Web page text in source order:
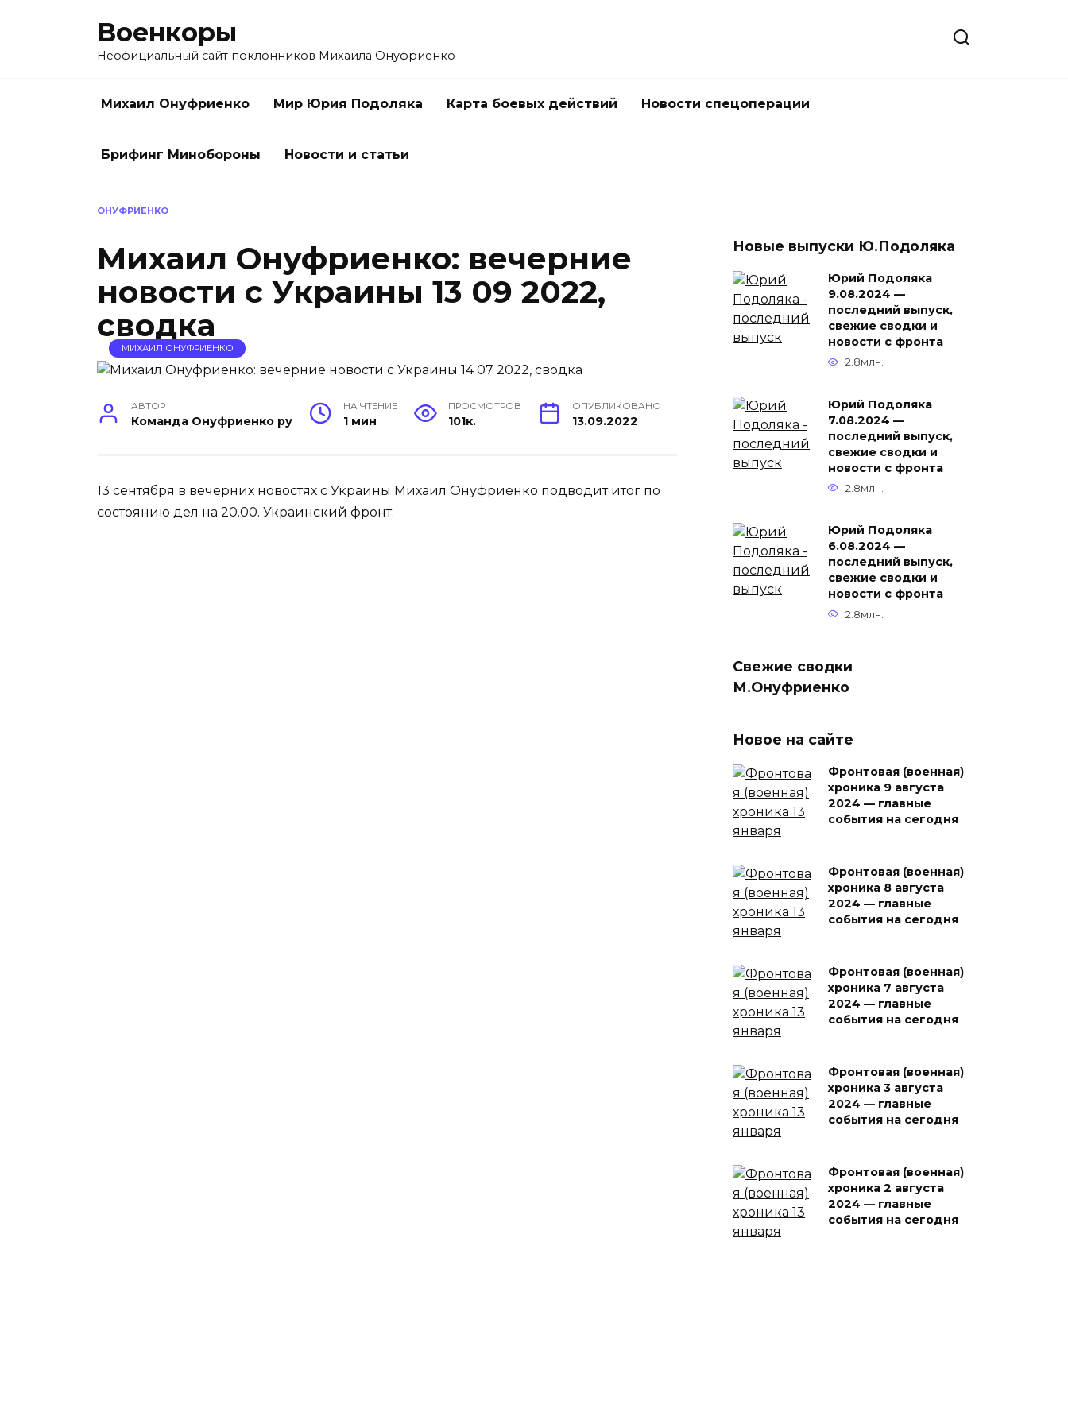
Военкоры
Неофициальный сайт поклонников Михаила Онуфриенко
Михаил Онуфриенко Мир Юрия Подоляка Карта боевых действий Новости спецоперации
Брифинг Минобороны Новости и статьи
ОНУФРИЕНКО
Михаил Онуфриенко: вечерние
новости с Украины 13 09 2022,
сводка
МИХАИЛ ОНУФРИЕНКО
АВТОР
Команда Онуфриенко ру
НА ЧТЕНИЕ
1 мин
ПРОСМОТРОВ
101к.
ОПУБЛИКОВАНО
13.09.2022
13 сентября в вечерних новостях с Украины Михаил Онуфриенко подводит итог по
состоянию дел на 20.00. Украинский фронт.
Новые выпуски Ю.Подоляка
Юрий Подоляка
9.08.2024 —
последний выпуск,
свежие сводки и
новости с фронта
2.8млн.
Юрий Подоляка
7.08.2024 —
последний выпуск,
свежие сводки и
новости с фронта
2.8млн.
Юрий Подоляка
6.08.2024 —
последний выпуск,
свежие сводки и
новости с фронта
2.8млн.
Свежие сводки
М.Онуфриенко
Новое на сайте
Фронтовая (военная)
хроника 9 августа
2024 — главные
события на сегодня
Фронтовая (военная)
хроника 8 августа
2024 — главные
события на сегодня
Фронтовая (военная)
хроника 7 августа
2024 — главные
события на сегодня
Фронтовая (военная)
хроника 3 августа
2024 — главные
события на сегодня
Фронтовая (военная)
хроника 2 августа
2024 — главные
события на сегодня